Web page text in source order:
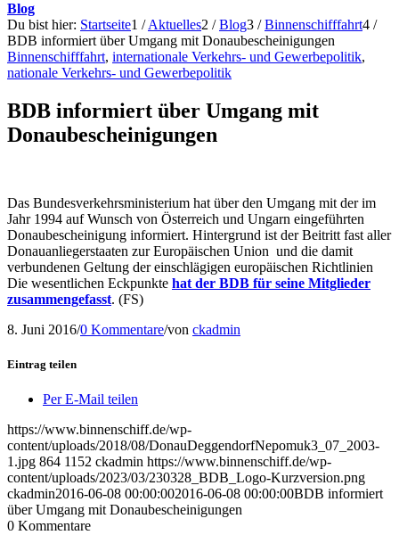
Blog
Du bist hier: Startseite1 / Aktuelles2 / Blog3 / Binnenschifffahrt4 /
BDB informiert über Umgang mit Donaubescheinigungen
Binnenschifffahrt, internationale Verkehrs- und Gewerbepolitik,
nationale Verkehrs- und Gewerbepolitik
BDB informiert über Umgang mit
Donaubescheinigungen
Das Bundesverkehrsministerium hat über den Umgang mit der im
Jahr 1994 auf Wunsch von Österreich und Ungarn eingeführten
Donaubescheinigung informiert. Hintergrund ist der Beitritt fast aller
Donauanliegerstaaten zur Europäischen Union und die damit
verbundenen Geltung der einschlägigen europäischen Richtlinien
Die wesentlichen Eckpunkte hat der BDB für seine Mitglieder
zusammengefasst. (FS)
8. Juni 2016/0 Kommentare/von ckadmin
Eintrag teilen
Per E-Mail teilen
https://www.binnenschiff.de/wp-
content/uploads/2018/08/DonauDeggendorfNepomuk3_07_2003-
1.jpg 864 1152 ckadmin https://www.binnenschiff.de/wp-
content/uploads/2023/03/230328_BDB_Logo-Kurzversion.png
ckadmin2016-06-08 00:00:002016-06-08 00:00:00BDB informiert
über Umgang mit Donaubescheinigungen
0 Kommentare